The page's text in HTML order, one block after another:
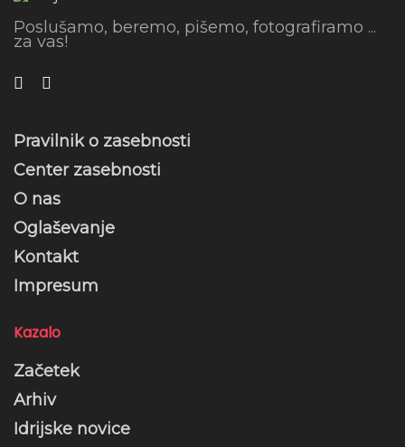
Poslušamo, beremo, pišemo, fotografiramo ...
za vas!
Pravilnik o zasebnosti
Center zasebnosti
O nas
Oglaševanje
Kontakt
Impresum
Kazalo
Začetek
Arhiv
Idrijske novice